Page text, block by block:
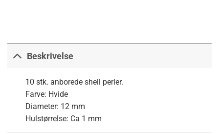
Beskrivelse
10 stk. anborede shell perler.
Farve: Hvide
Diameter: 12 mm
Hulstørrelse: Ca 1 mm